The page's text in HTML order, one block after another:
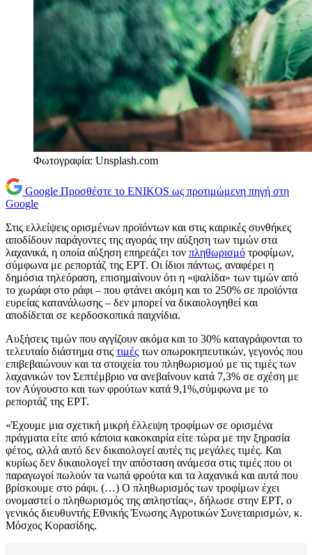
Φωτογραφία: Unsplash.com
Google Προσθέστε το ENIKOS ως προτιμώμενη πηγή στη
Google
Στις ελλείψεις ορισμένων προϊόντων και στις καιρικές συνθήκες
αποδίδουν παράγοντες της αγοράς την αύξηση των τιμών στα
λαχανικά, η οποία αύξηση επηρεάζει τον πληθωρισμό τροφίμων,
σύμφωνα με ρεπορτάζ της ΕΡΤ. Οι ίδιοι πάντως, αναφέρει η
δημόσια τηλεόραση, επισημαίνουν ότι η «ψαλίδα» των τιμών από
το χωράφι στο ράφι – που φτάνει ακόμη και το 250% σε προϊόντα
ευρείας κατανάλωσης – δεν μπορεί να δικαιολογηθεί και
αποδίδεται σε κερδοσκοπικά παιχνίδια.
Αυξήσεις τιμών που αγγίζουν ακόμα και το 30% καταγράφονται το
τελευταίο διάστημα στις τιμές των οπωροκηπευτικών, γεγονός που
επιβεβαιώνουν και τα στοιχεία του πληθωρισμού με τις τιμές των
λαχανικών τον Σεπτέμβριο να ανεβαίνουν κατά 7,3% σε σχέση με
τον Αύγουστο και των φρούτων κατά 9,1%,σύμφωνα με το
ρεπορτάζ της ΕΡΤ.
«Έχουμε μια σχετική μικρή έλλειψη τροφίμων σε ορισμένα
πράγματα είτε από κάποια κακοκαιρία είτε τώρα με την ξηρασία
φέτος, αλλά αυτό δεν δικαιολογεί αυτές τις μεγάλες τιμές. Και
κυρίως δεν δικαιολογεί την απόσταση ανάμεσα στις τιμές που οι
παραγωγοί πωλούν τα νωπά φρούτα και τα λαχανικά και αυτά που
βρίσκουμε στο ράφι. (…) Ο πληθωρισμός των τροφίμων έχει
ονομαστεί ο πληθωρισμός της απληστίας», δήλωσε στην ΕΡΤ, ο
γενικός διευθυντής Εθνικής Ένωσης Αγροτικών Συνεταιρισμών, κ.
Μόσχος Κορασίδης.